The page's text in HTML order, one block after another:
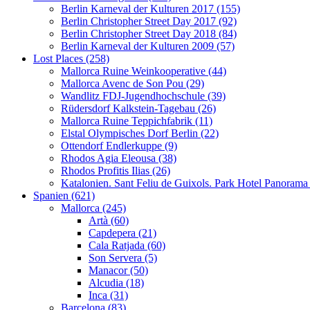
Berlin Karneval der Kulturen 2017 (155)
Berlin Christopher Street Day 2017 (92)
Berlin Christopher Street Day 2018 (84)
Berlin Karneval der Kulturen 2009 (57)
Lost Places (258)
Mallorca Ruine Weinkooperative (44)
Mallorca Avenc de Son Pou (29)
Wandlitz FDJ-Jugendhochschule (39)
Rüdersdorf Kalkstein-Tagebau (26)
Mallorca Ruine Teppichfabrik (11)
Elstal Olympisches Dorf Berlin (22)
Ottendorf Endlerkuppe (9)
Rhodos Agia Eleousa (38)
Rhodos Profitis Ilias (26)
Katalonien. Sant Feliu de Guixols. Park Hotel
Spanien (621)
Mallorca (245)
Artà (60)
Capdepera (21)
Cala Ratjada (60)
Son Servera (5)
Manacor (50)
Alcudia (18)
Inca (31)
Barcelona (83)